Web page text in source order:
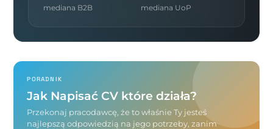
mediana B2B
mediana UoP
PORADNIK
Jak Napisać CV które działa?
Przekonaj pracodawcę, że to właśnie Ty jesteś
najlepszą odpowiedzią na jego potrzeby, zanim